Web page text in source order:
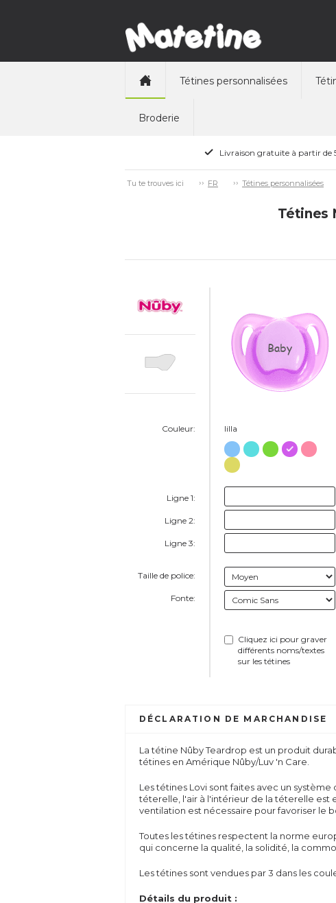
Tétines personnalisées
Broderie
Livraison gratuite à partir de
Tu te trouves ici FR Tétines personnalisées
Tétines
Couleur:
Ligne 1:
Ligne 2:
Ligne 3:
Taille de police:
Fonte:
Baby
lilla
Cliquez ici pour graver
différents noms/textes
sur les tétines
DÉCLARATION DE MARCHANDISE
La tétine Nûby Teardrop est un produit
tétines en Amérique Nûby/Luv 'n Care.
Les tétines Lovi sont faites avec un
téterelle, l'air à l'intérieur de la téterelle est
ventilation est nécessaire pour favoriser
Toutes les tétines respectent la norme
qui concerne la qualité, la solidité, la
Les tétines sont vendues par 3 dans les
Détails du produit :